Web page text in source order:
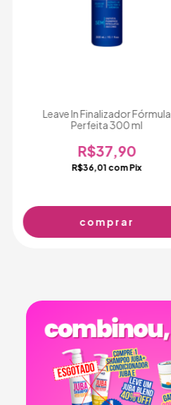
Leave In Finalizador Fórmula
Perfeita 300 ml
R$37,90
R$36,01 comPix